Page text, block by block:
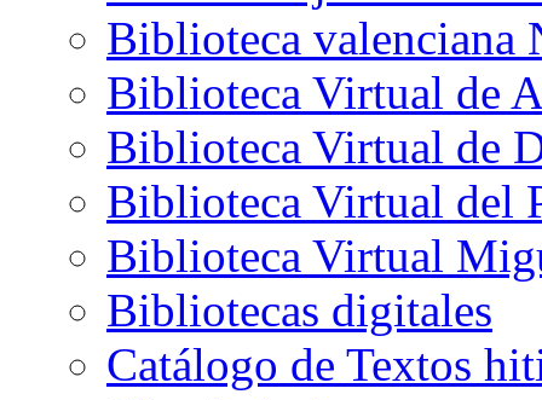
Biblioteca
Biblioteca Virtual de
Biblioteca Virtual de
Biblioteca Virtual del
Biblioteca Virtual
Bibliotecas digitales
Catálogo de Textos